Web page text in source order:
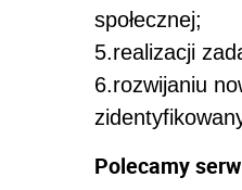
społecznej;
5.realizacji
6.rozwijaniu
Polecamy